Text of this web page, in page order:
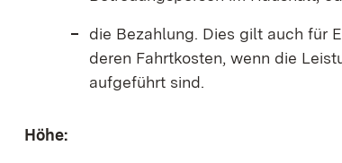
die Bezahlung. Dies gilt auch für
deren Fahrtkosten, wenn die
aufgeführt sind.
Höhe: